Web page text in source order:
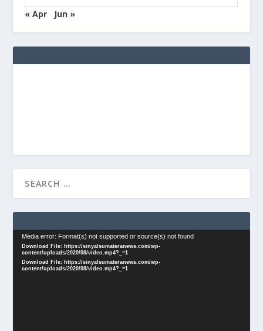
« Apr
Jun »
Video
Player
Media error: Format(s) not supported or source(s) not found
Download File: https://sinyalsumateranews.com/wp-
content/uploads/2020/08/video.mp4?_=1
Download File: https://sinyalsumateranews.com/wp-
content/uploads/2020/08/video.mp4?_=1